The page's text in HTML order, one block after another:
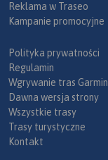
Reklama w Traseo
Kampanie promocyjne
Polityka prywatności
Regulamin
Wgrywanie tras Garmin
Dawna wersja strony
Wszystkie trasy
Trasy turystyczne
Kontakt